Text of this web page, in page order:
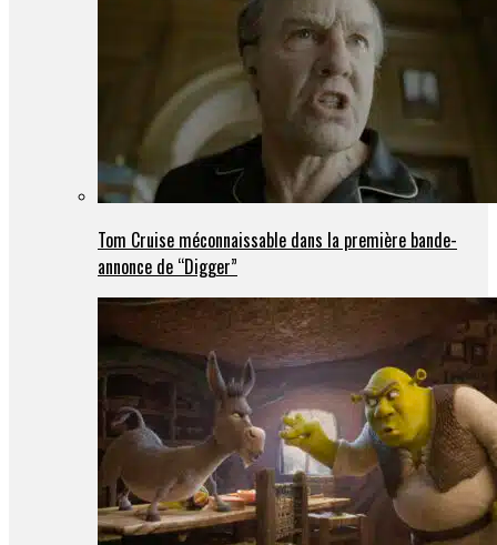
Tom Cruise méconnaissable dans la première bande-
annonce de “Digger”